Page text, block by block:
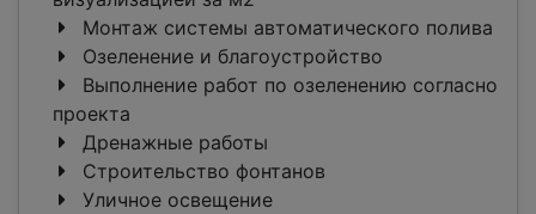
Монтаж системы автоматического полива
Озеленение и благоустройство
Выполнение работ по озеленению согласно
проекта
Дренажные работы
Строительство фонтанов
Уличное освещение